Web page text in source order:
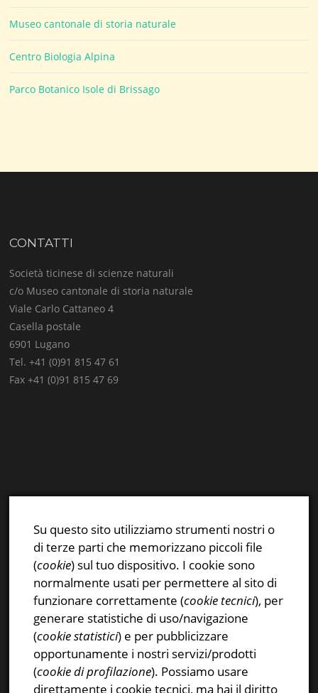
Museo cantonale di storia naturale
Centro Biologia Alpina
Parco Botanico Isole di Brissago
CONTATTI
Società ticinese di scienze naturali
c/o Museo cantonale di storia naturale
Viale Carlo Cattaneo 4
Casella postale
6901 Lugano
Tel. +41 (0)91 815 47 61
Fax +41 (0)91 815 47 69
Instagram
Privacy & Cookies Policy
CERCA NEL SITO
Ricerca
Su questo sito utilizziamo strumenti nostri o
di terze parti che memorizzano piccoli file
(cookie) sul tuo dispositivo. I cookie sono
normalmente usati per permettere al sito di
funzionare correttamente (cookie tecnici), per
generare statistiche di uso/navigazione
(cookie statistici) e per pubblicizzare
opportunamente i nostri servizi/prodotti
(cookie di profilazione). Possiamo usare
direttamente i cookie tecnici, ma hai il diritto